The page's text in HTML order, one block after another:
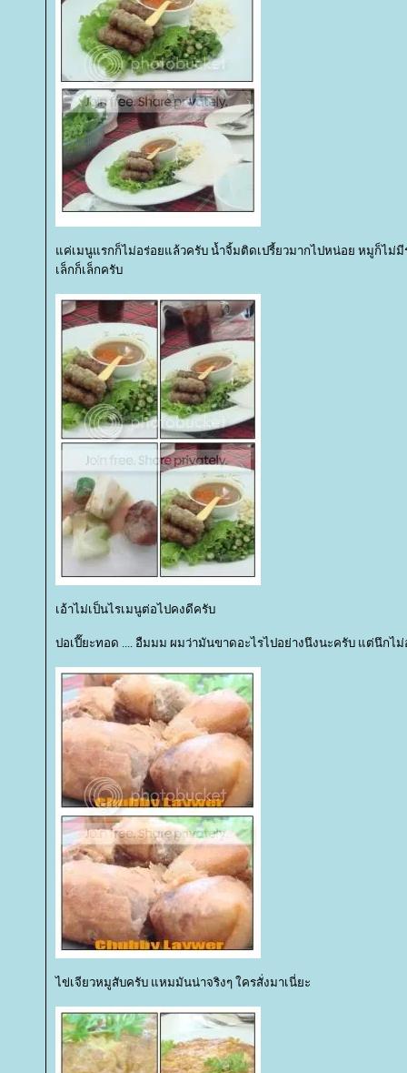
ค่เมนูแรกก็ไม่อร่อยแล้วครับ น้ำจิ้มติดเปรี้ยวมากไปหน่อย หมูก็ไม่มี
เล็กก็เล็กครับ
เอ้าไม่เป็นไรเมนูต่อไปคงดีครับ
ปอเปี๊ยะทอด .... อืมมม ผมว่ามันขาดอะไรไปอย่างนึงนะครับ แต่นึกไม่
ไข่เจียวหมูสับครับ แหมมันน่าจริงๆ ใครสั่งมาเนี่ยะ